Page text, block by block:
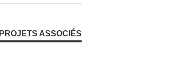
PROJETS ASSOCIÉS